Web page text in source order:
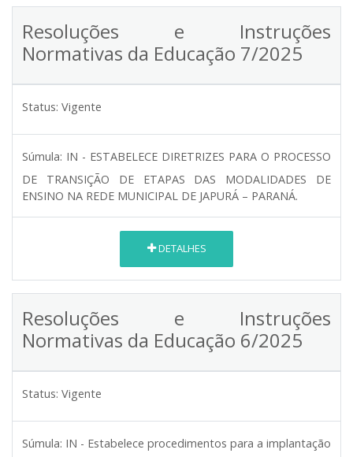
Resoluções e Instruções
Normativas da Educação 7/2025
Status: Vigente
Súmula: IN - ESTABELECE DIRETRIZES PARA O PROCESSO
DE TRANSIÇÃO DE ETAPAS DAS MODALIDADES DE
ENSINO NA REDE MUNICIPAL DE JAPURÁ – PARANÁ.
DETALHES
Resoluções e Instruções
Normativas da Educação 6/2025
Status: Vigente
Súmula: IN - Estabelece procedimentos para a implantação